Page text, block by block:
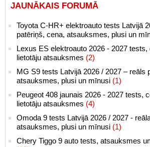
JAUNĀKAIS FORUMĀ
Toyota C-HR+ elektroauto tests Latvijā
patēriņš, cena, atsauksmes, plusi un
Lexus ES elektroauto 2026 - 2027 tests,
lietotāju atsauksmes (2)
MG S9 tests Latvijā 2026 / 2027 – reāls
atsauksmes, plusi un mīnusi (1)
Peugeot 408 jaunais 2026 - 2027 tests,
lietotāju atsauksmes (4)
Omoda 9 tests Latvijā 2026 / 2027 -
atsauksmes, plusi un mīnusi (1)
Chery Tiggo 9 auto tests, atsauksmes